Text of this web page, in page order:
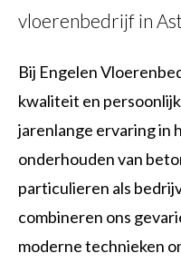
vloerenbedrijf in
Bij Engelen
kwaliteit en
jarenlange ervaring in
onderhouden van
particulieren als
combineren ons
moderne technieken